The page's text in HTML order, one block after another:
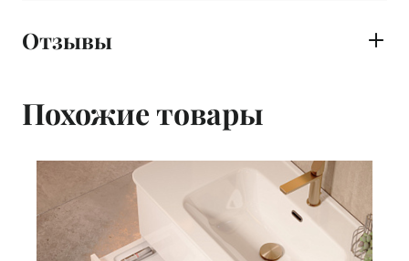
Отзывы
Похожие товары